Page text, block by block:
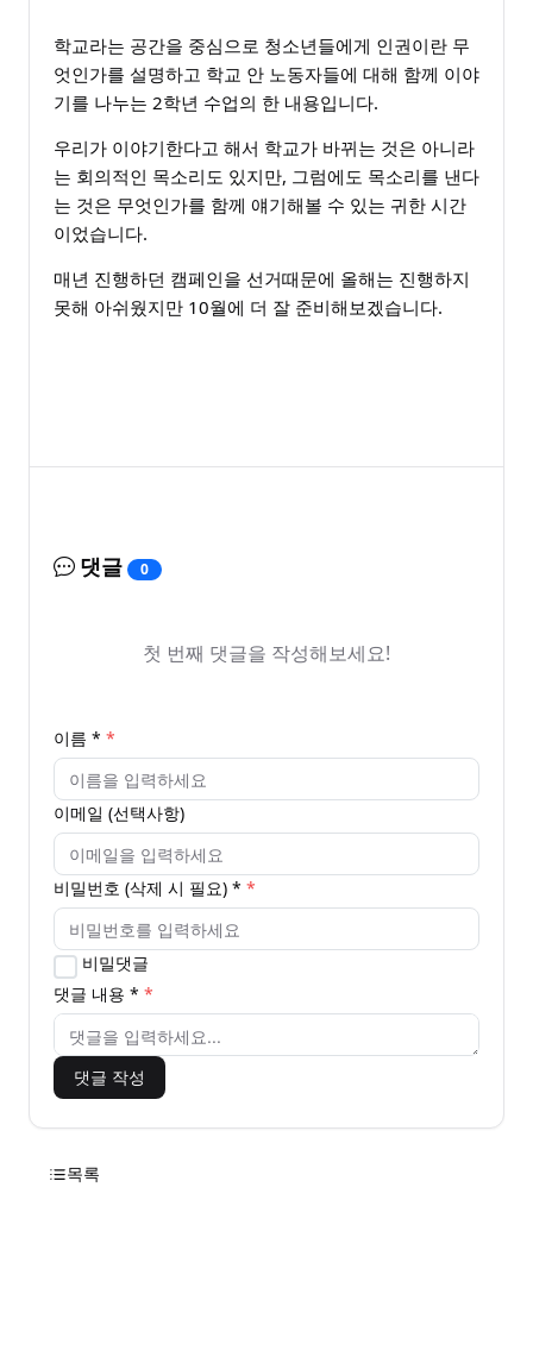
학교라는 공간을 중심으로 청소년들에게 인권이란 무
엇인가를 설명하고 학교 안 노동자들에 대해 함께 이야
기를 나누는 2학년 수업의 한 내용입니다.
우리가 이야기한다고 해서 학교가 바뀌는 것은 아니라
는 회의적인 목소리도 있지만, 그럼에도 목소리를 낸다
는 것은 무엇인가를 함께 얘기해볼 수 있는 귀한 시간
이었습니다.
매년 진행하던 캠페인을 선거때문에 올해는 진행하지
못해 아쉬웠지만 10월에 더 잘 준비해보겠습니다.
댓글 0
첫 번째 댓글을 작성해보세요!
이름 *
이메일 (선택사항)
비밀번호 (삭제 시 필요) *
비밀댓글
댓글 내용 *
댓글 작성
목록